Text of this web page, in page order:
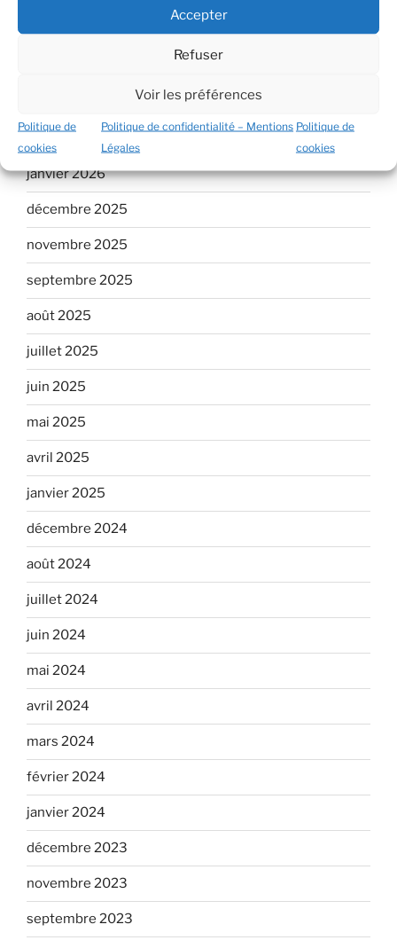
Accepter
Refuser
Voir les préférences
Politique de
cookies
Politique de confidentialité – Mentions
Légales
Politique de
cookies
janvier 2026
décembre 2025
novembre 2025
septembre 2025
août 2025
juillet 2025
juin 2025
mai 2025
avril 2025
janvier 2025
décembre 2024
août 2024
juillet 2024
juin 2024
mai 2024
avril 2024
mars 2024
février 2024
janvier 2024
décembre 2023
novembre 2023
septembre 2023